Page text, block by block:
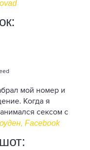
мой номер и
Когда я
сексом с
Faceboоk